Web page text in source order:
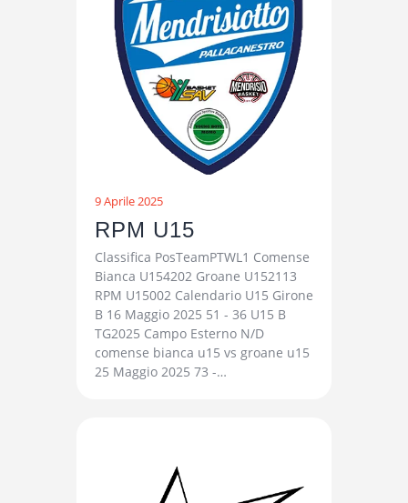
9 Aprile 2025
RPM U15
Classifica PosTeamPTWL1 Comense
Bianca U154202 Groane U152113
RPM U15002 Calendario U15 Girone
B 16 Maggio 2025 51 - 36 U15 B
TG2025 Campo Esterno N/D
comense bianca u15 vs groane u15
25 Maggio 2025 73 -…